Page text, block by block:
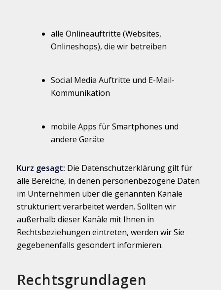
alle Onlineauftritte (Websites,
Onlineshops), die wir betreiben
Social Media Auftritte und E-Mail-
Kommunikation
mobile Apps für Smartphones und
andere Geräte
Kurz gesagt: Die Datenschutzerklärung gilt für
alle Bereiche, in denen personenbezogene Daten
im Unternehmen über die genannten Kanäle
strukturiert verarbeitet werden. Sollten wir
außerhalb dieser Kanäle mit Ihnen in
Rechtsbeziehungen eintreten, werden wir Sie
gegebenenfalls gesondert informieren.
Rechtsgrundlagen